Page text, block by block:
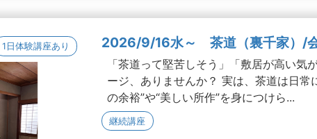
1日体験講座あり 2026/9/16水～ 茶道（裏千家）/
「茶道って堅苦しそう」「敷居が高い気
ージ、ありませんか？ 実は、茶道は日常
の余裕”や“美しい所作”を身につけら...
継続講座